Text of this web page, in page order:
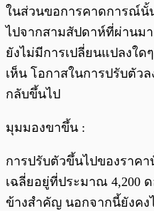
ในส่วนขอการคาดการณ์นั้
ไปจากสามสัปดาห์ที่ผ่านม
ยังไม่มีการเปลี่ยนแปลงใ
เห็น โอกาสในการปรับตัว
กลับขึ้นไป
มุมมองขาขึ้น :
การปรับตัวขึ้นไปของราค
เฉลี่ยอยู่ที่ประมาณ 4,200
ข้างสำคัญ นอกจากนี้ยังค